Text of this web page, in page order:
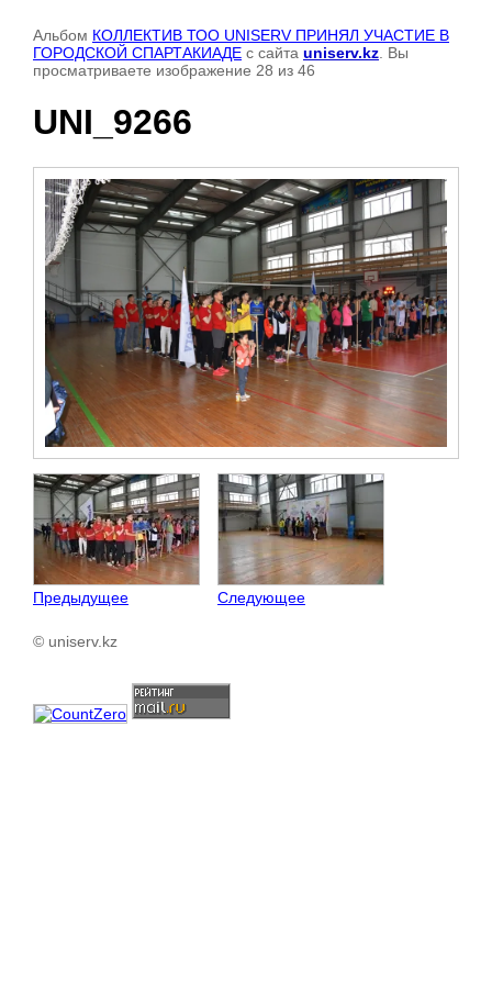
Альбом КОЛЛЕКТИВ ТОО UNISERV ПРИНЯЛ УЧАСТИЕ В
ГОРОДСКОЙ СПАРТАКИАДЕ с сайта uniserv.kz . Вы
просматриваете изображение 28 из 46
UNI_9266
Предыдущее Следующее
© uniserv.kz